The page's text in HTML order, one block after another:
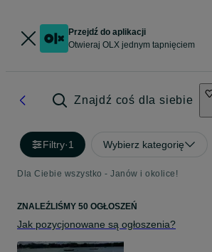
Przejdź do aplikacji
Otwieraj OLX jednym tapnięciem
Znajdź coś dla siebie
Filtry·1 Wybierz kategorię
Dla Ciebie wszystko - Janów i okolice!
ZNALEŹLIŚMY 50 OGŁOSZEŃ
Jak pozycjonowane są ogłoszenia?